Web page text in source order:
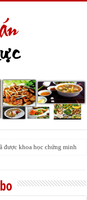
được khoa học chứng minh